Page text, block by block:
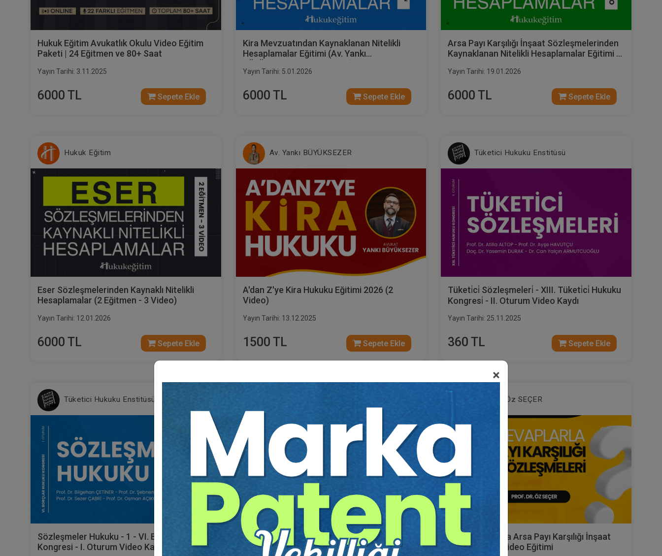
×
Hukuk Eğitim Avukatlık Okulu Video Eğitim
Paketi | 24 Eğitmen ve 80+ Saat
Yayın Tarihi: 3.11.2025
6000 TL Sepete Ekle
Kira Mevzuatından Kaynaklanan Nitelikli
Hesaplamalar Eğitimi (Av. Yankı
Yayın Tarihi: 5.01.2026
6000 TL Sepete Ekle
Arsa Payı Karşılığı İnşaat Sözleşmelerinden
Kaynaklanan Nitelikli Hesaplamalar Eğitimi (2
Yayın Tarihi: 19.01.2026
6000 TL Sepete Ekle
Hukuk Eğitim
Eser Sözleşmelerinden Kaynaklı Nitelikli
Hesaplamalar (2 Eğitmen - 3 Video)
Yayın Tarihi: 12.01.2026
6000 TL Sepete Ekle
Av. Yankı BÜYÜKSEZER
A'dan Z'ye Kira Hukuku Eğitimi 2026 (2
Video)
Yayın Tarihi: 13.12.2025
1500 TL Sepete Ekle
Tüketici Hukuku Enstitüsü
Tüketi̇ci̇ Sözleşmeleri̇ - XIII. Tüketi̇ci̇ Hukuku
Kongresi̇ - II. Oturum Video Kaydı
Yayın Tarihi: 25.11.2025
360 TL Sepete Ekle
Tüketici Hukuku Enstitüsü
Sözleşmeler Hukuku - 1 - VI. Borçlar Hukuku
Kongresi - I. Oturum Video Kaydı
Tüketici Hukuku Enstitüsü
Sözleşmeler Hukuku - 2 - VI. Borçlar Hukuku
Kongresi - II. Oturum Video Kaydı
Prof. Dr. Öz SEÇER
Soru Cevaplarla Arsa Payı Karşılığı İnşaat
Sözleşmeleri Video Eğitimi